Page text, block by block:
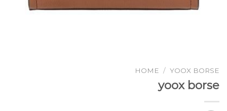
HOME / YOOX BORSE
yoox borse